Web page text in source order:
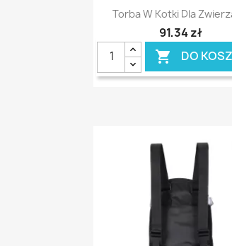
Szybki podgląd
Torba W Kotki Dla
91,34 zł
 DO